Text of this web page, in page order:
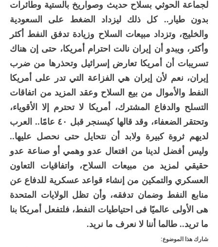
لجماعة الحوثي بسلاح حديث وصواريخ بالستية وطائرات
بدون طيار.. كل ذلك ليزداد الضغط على السعودية
والخليج، وتزداد مبيعات السلاح وزيادة تدفق النفط أكثر
وأكثر، ويبدو أن إيران نالت احترام أمريكا، حتى إن هناك
تسريبات أن أمريكا تعارض إسرائيل وتحذرها من ضرب
إيران، نعم لأن إيران هي الفزاعة التي تدر على أمريكا
النفط والأموال من بيع السلاح وعقد المزيد من اتفاقات
التسلح والدفاع المشترك، أمريكا لا تحترم إلا الأقوياء،
وتحتقر الضعفاء، وقد قالها كيسنجر قبل ٤٠ عامًا.. العرب
لديهم ثروة كبيرة ولابد أن نتحايل حتى نحصل عليها..
وليس أفضل لدينا من افتعال عدو وهمي أو صناعة عدو
حقيقي لمزيد من مبيعات السلاح، واتفاقيات التعاون
العسكري والتمكين من إنشاء قواعد عسكرية للدفاع عن
منابع النفط وضمان تدفقه، وأن تظل الولايات المتحدة
هى الأولى عالميًا فى احتياطيات النفط، فلتفعل أمريكا بنا
ما تريد.. طالما أننا لا نعرف ما نريد.
شارك هذا الموضوع: